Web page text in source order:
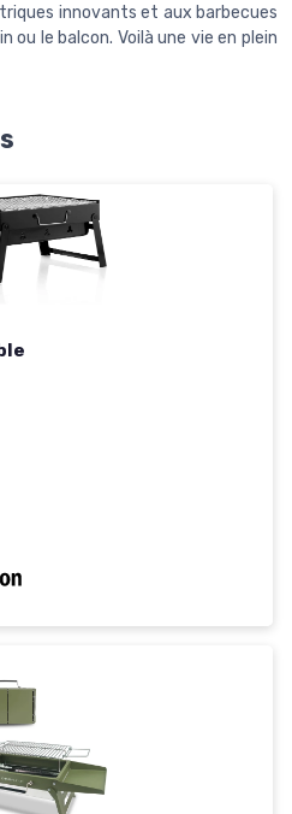
innovants et aux barbecues
ou le balcon. Voilà une vie en plein